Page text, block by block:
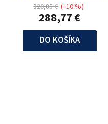
288,77 €
320,85 € (–10 %)
DO KOŠÍKA